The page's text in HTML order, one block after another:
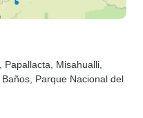
, Papallacta , Misahualli
, Baños , Parque Nacional del